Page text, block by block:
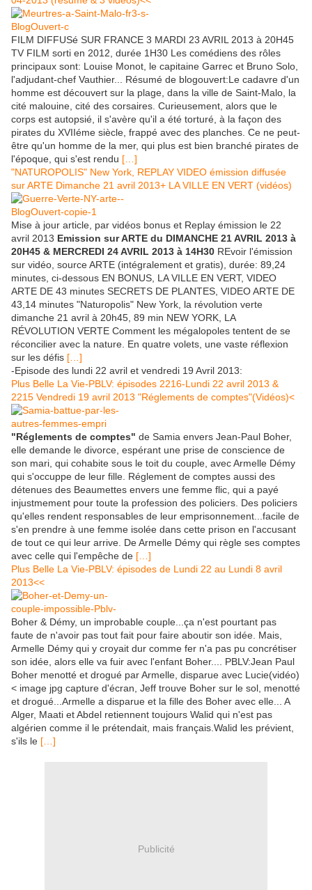
FILM DIFFUSé SUR FRANCE 3 MARDI 23 AVRIL 2013 à 20H45
TV FILM sorti en 2012, durée 1H30 Les comédiens des rôles
principaux sont: Louise Monot, le capitaine Garrec et Bruno Solo,
l'adjudant-chef Vauthier... Résumé de blogouvert:Le cadavre d'un
homme est découvert sur la plage, dans la ville de Saint-Malo, la
cité malouine, cité des corsaires. Curieusement, alors que le
corps est autopsié, il s'avère qu'il a été torturé, à la façon des
pirates du XVIIéme siècle, frappé avec des planches. Ce ne peut-
être qu'un homme de la mer, qui plus est bien branché pirates de
l'époque, qui s'est rendu […]
"NATUROPOLIS" New York, REPLAY VIDEO émission diffusée
sur ARTE Dimanche 21 avril 2013+ LA VILLE EN VERT (vidéos)
Mise à jour article, par vidéos bonus et Replay émission le 22
avril 2013 Emission sur ARTE du DIMANCHE 21 AVRIL 2013 à
20H45 & MERCREDI 24 AVRIL 2013 à 14H30 REvoir l'émission
sur vidéo, source ARTE (intégralement et gratis), durée: 89,24
minutes, ci-dessous EN BONUS, LA VILLE EN VERT, VIDEO
ARTE DE 43 minutes SECRETS DE PLANTES, VIDEO ARTE DE
43,14 minutes "Naturopolis" New York, la révolution verte
dimanche 21 avril à 20h45, 89 min NEW YORK, LA
RÉVOLUTION VERTE Comment les mégalopoles tentent de se
réconcilier avec la nature. En quatre volets, une vaste réflexion
sur les défis […]
-Episode des lundi 22 avril et vendredi 19 Avril 2013:
Plus Belle La Vie-PBLV: épisodes 2216-Lundi 22 avril 2013 &
2215 Vendredi 19 avril 2013 "Réglements de comptes"(Vidéos)<
"Réglements de comptes" de Samia envers Jean-Paul Boher,
elle demande le divorce, espérant une prise de conscience de
son mari, qui cohabite sous le toit du couple, avec Armelle Démy
qui s'occuppe de leur fille. Réglement de comptes aussi des
détenues des Beaumettes envers une femme flic, qui a payé
injustmement pour toute la profession des policiers. Des policiers
qu'elles rendent responsables de leur emprisonnement...facile de
s'en prendre à une femme isolée dans cette prison en l'accusant
de tout ce qui leur arrive. De Armelle Démy qui règle ses comptes
avec celle qui l'empêche de […]
Plus Belle La Vie-PBLV: épisodes de Lundi 22 au Lundi 8 avril
2013<<
Boher & Démy, un improbable couple...ça n'est pourtant pas
faute de n'avoir pas tout fait pour faire aboutir son idée. Mais,
Armelle Démy qui y croyait dur comme fer n'a pas pu concrétiser
son idée, alors elle va fuir avec l'enfant Boher.... PBLV:Jean Paul
Boher menotté et drogué par Armelle, disparue avec Lucie(vidéo)
< image jpg capture d'écran, Jeff trouve Boher sur le sol, menotté
et drogué...Armelle a disparue et la fille des Boher avec elle... A
Alger, Maati et Abdel retiennent toujours Walid qui n'est pas
algérien comme il le prétendait, mais français.Walid les prévient,
s'ils le […]
Publicité